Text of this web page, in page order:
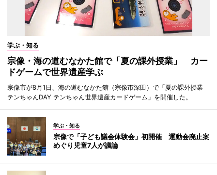
学ぶ・知る
宗像・海の道むなかた館で「夏の課外授業」 カー
ドゲームで世界遺産学ぶ
宗像市が8月1日、海の道むなかた館（宗像市深田）で「夏の課外授業
テンちゃんDAY テンちゃん世界遺産カードゲーム」を開催した。
学ぶ・知る
宗像で「子ども議会体験会」初開催 運動会廃止案
めぐり児童7人が議論